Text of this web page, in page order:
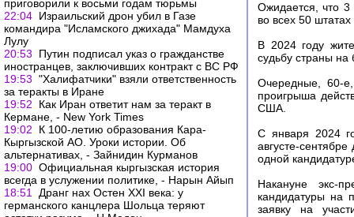
приговорили к восьми годам тюрьмы
22:04 Израильский дрон убил в Газе
командира "Исламского джихада" Мамдуха
Лулу
20:53
Путин подписал указ о гражданстве
иностранцев, заключивших контракт с ВС РФ
19:53 "Халифатчики" взяли ответственность
за теракты в Иране
19:52
Как Иран ответит нам за теракт в
Кермане, - New York Times
19:02
К 100-летию образования Кара-
Кыргызской АО. Уроки истории. Об
альтернативах, - Зайнидин Курманов
19:00 Официальная кыргызская история
всегда в услужении политике, - Нарын Айып
18:51
Дранг нах Остен XXI века: у
германского канцлера Шольца теряют
Ожидается, что
во всех 50
В 2024 году
судьбу страны
Очередные, 60-
проигрыша
США.
С января 2024
августе-
одной
Накануне экс-
кандидатуры на
заявку на